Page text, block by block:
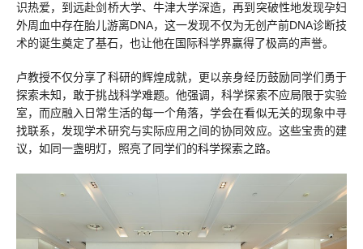
识热爱，到远赴剑桥大学、牛津大学深造，再到突破性地发现孕妇
外周血中存在胎儿游离DNA，这一发现不仅为无创产前DNA诊断技
术的诞生奠定了基石，也让他在国际科学界赢得了极高的声誉。
卢教授不仅分享了科研的辉煌成就，更以亲身经历鼓励同学们勇于
探索未知，敢于挑战科学难题。他强调，科学探索不应局限于实验
室，而应融入日常生活的每一个角落，学会在看似无关的现象中寻
找联系，发现学术研究与实际应用之间的协同效应。这些宝贵的建
议，如同一盏明灯，照亮了同学们的科学探索之路。